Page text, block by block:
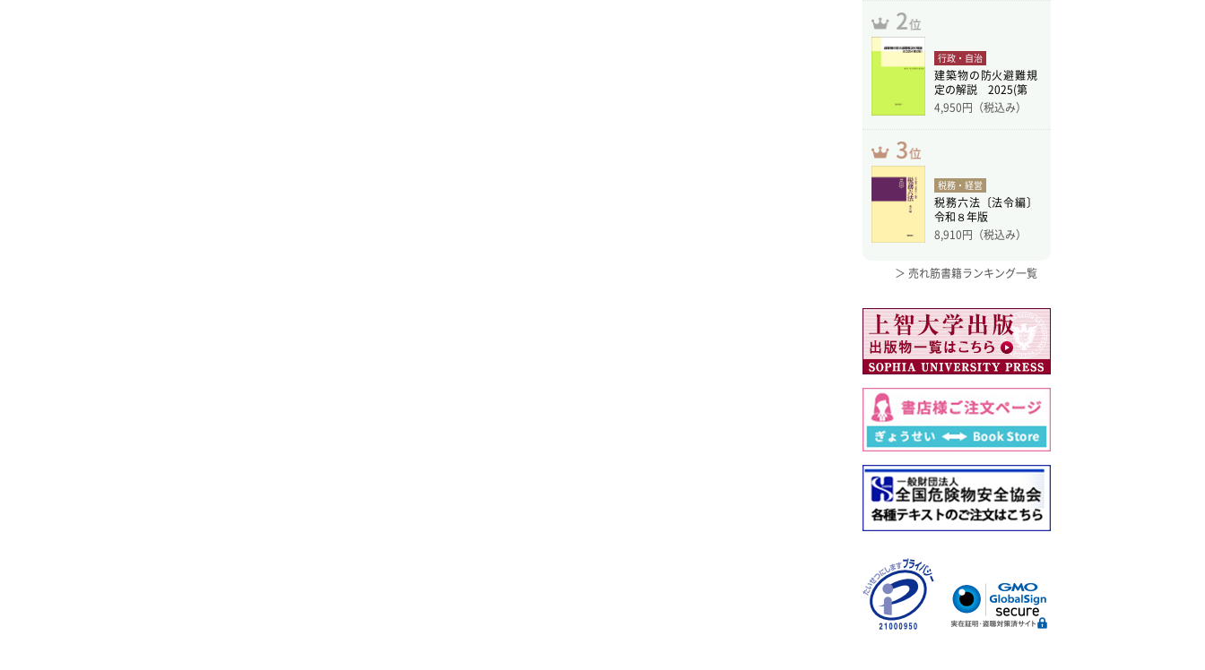
行政・自治
建築物の防火避難規
定の解説 2025(第
4,950円（税込み）
税務・経営
税務六法〔法令編〕
令和８年版
8,910円（税込み）
＞ 売れ筋書籍ランキング一覧